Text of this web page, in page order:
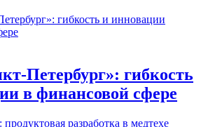
Петербург»: гибкость
в финансовой сфере